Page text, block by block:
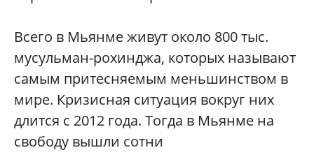
Всего в Мьянме живут около 800 тыс.
мусульман-рохинджа, которых называют
самым притесняемым меньшинством в
мире. Кризисная ситуация вокруг них
длится с 2012 года. Тогда в Мьянме на
свободу вышли сотни